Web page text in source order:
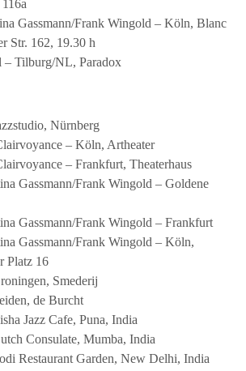
Gassmann/Frank Wingold – Köln, Blanc
Str. 162, 19.30 h
– Tilburg/NL, Paradox
Nürnberg
– Köln, Artheater
– Frankfurt, Theaterhaus
Gassmann/Frank Wingold – Goldene
Gassmann/Frank Wingold – Frankfurt
Gassmann/Frank Wingold – Köln,
Platz 16
Smederij
de Burcht
Jazz Cafe, Puna, India
Consulate, Mumba, India
Restaurant Garden, New Delhi, India